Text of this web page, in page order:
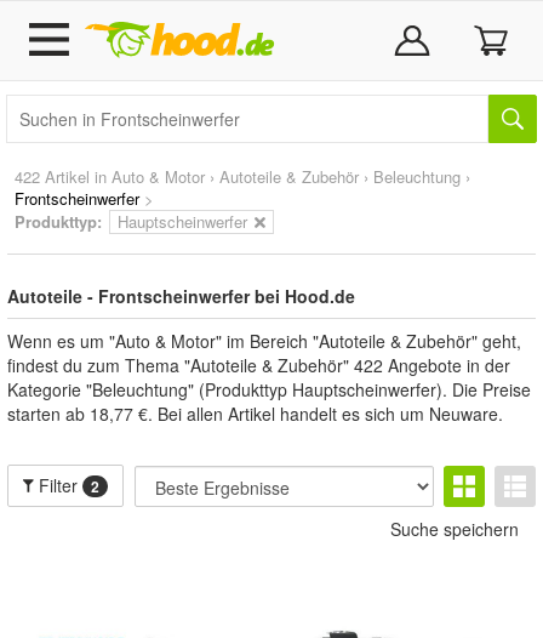
422 Artikel in Auto & Motor › Autoteile & Zubehör › Beleuchtung ›
Frontscheinwerfer>
Produkttyp:
Hauptscheinwerfer
Autoteile - Frontscheinwerfer bei Hood.de
Wenn es um "Auto & Motor" im Bereich "Autoteile & Zubehör" geht,
findest du zum Thema "Autoteile & Zubehör" 422 Angebote in der
Kategorie "Beleuchtung" (Produkttyp Hauptscheinwerfer). Die Preise
starten ab 18,77 €. Bei allen Artikel handelt es sich um Neuware.
Filter 2
Suche speichern